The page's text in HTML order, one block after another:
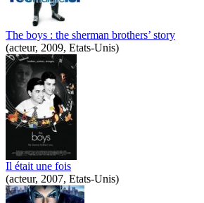
The boys : the sherman brothers’ story
(acteur, 2009, Etats-Unis)
Il était une fois
(acteur, 2007, Etats-Unis)